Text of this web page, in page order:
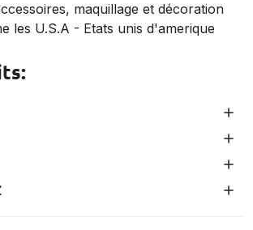
maquillage et décoration
les U.S.A - Etats unis d'amerique